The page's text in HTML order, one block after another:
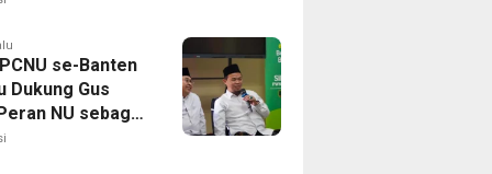
se-Banten
Dukung Gus
NU sebagai
Sipil Kian